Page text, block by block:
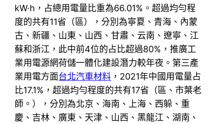
kW·h，占總用電量比重為66.01%。超過均勻程
度的共有11省（區），分別為寧夏、青海、內蒙
古、新疆、山東、山西、甘肅、云南、遼寧、江
蘇和浙江，此中前4位的占比超過80%，推廣工
業用電源網荷儲一體化建設潛力較年夜。第三產
業用電方面台北汽車材料 ，2021年中國用電量占
比17.1%，超過均勻程度的共有17省（區、市葉老
師。），分別為北京、海南、上海、西躲、重
慶、吉林、廣東、天津、山西、黑龍江、湖南、